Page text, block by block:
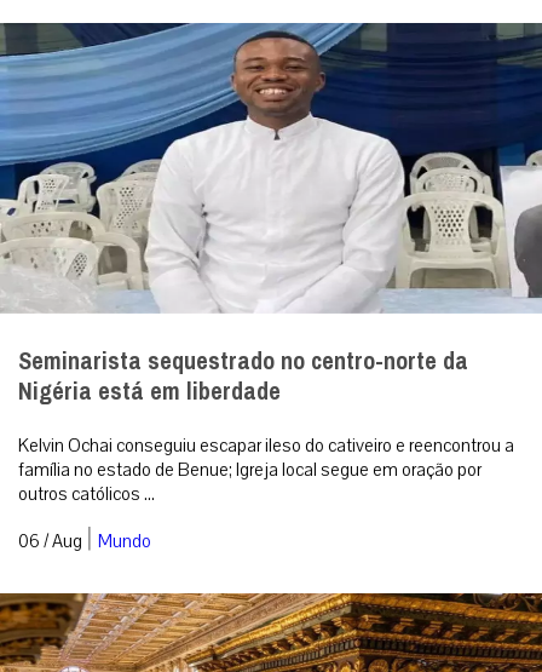
Seminarista sequestrado no centro-norte da
Nigéria está em liberdade
Kelvin Ochai conseguiu escapar ileso do cativeiro e reencontrou a
família no estado de Benue; Igreja local segue em oração por
outros católicos ...
06 / Aug | Mundo